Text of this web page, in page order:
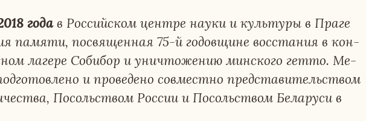
годав Рос­сий­ском центре науки и куль­ту­ры в Праге
памяти, по­свя­щен­ная 75-й го­дов­щине вос­ста­ния в кон­
лагере Со­бибор и уни­что­же­нию мин­ско­го гетто. Ме­
и про­ве­де­но сов­мест­но пред­ста­ви­тель­ством
По­соль­ством России и По­соль­ством Бе­ла­ру­си в